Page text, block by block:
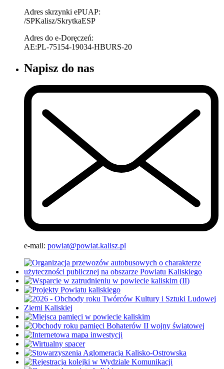
Adres skrzynki ePUAP:
/SPKalisz/SkrytkaESP
Adres do e-Doręczeń:
AE:PL-75154-19034-HBURS-20
Napisz do nas
e-mail: powiat@powiat.kalisz.pl